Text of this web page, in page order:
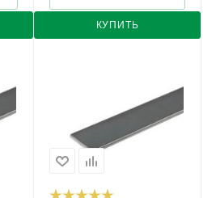
КУПИТЬ